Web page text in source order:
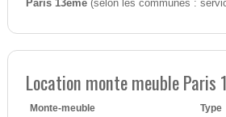
Paris 13eme(selon les communes :
Location monte meuble Paris
Monte-meuble Type